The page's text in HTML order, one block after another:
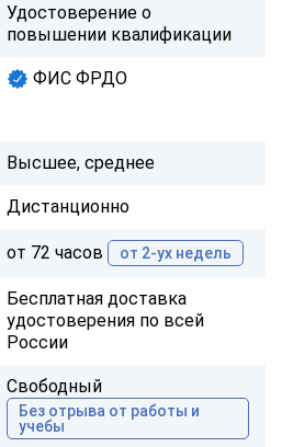
Удостоверение о
повышении квалификации
ФИС ФРДО
Высшее, среднее
Дистанционно
от 72 часов от 2-ух недель
Бесплатная доставка
удостоверения по всей
России
Свободный
Без отрыва от работы и
учебы